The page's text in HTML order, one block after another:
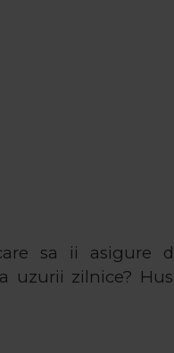
sa ii asigure
uzurii zilnice?